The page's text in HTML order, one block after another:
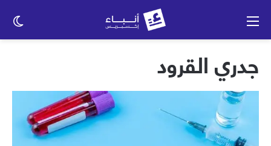
جدري القرود